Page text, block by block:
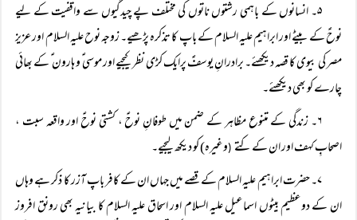
۵۔ انسانوں کے باہمی رشتوں ناتوں کی مختلف پے چیدگیوں سے واقفیت کے لیے
نوحؑ کے بیٹے اور ابراہیم علیہ السلام کے باپ کا تذکرہ پڑھیے۔ زوجہ نوح علیہ السلام اور عزیز
مصر کی بیوی کا قصہ دیکھئے۔ برادرانِ یوسفؑ پرایک کڑی نظر کیجیے اور موسی ؑ و ہارون ؑ کے بھائی
چارے کو بھی دیکھئے۔
۶۔ زندگی کے متنوع مظاہر کے ضمن میں طوفانِ نوحؑ ، کشتی نوحؑ اور واقعہ سبت ،
اصحابِ کہف اور ان کے کتے (وغیرہ) کو دیکھ لیجیے۔
۷۔ حضرت ابراہیم علیہ السلام کے قصے میں جہاں ان کے کافر باپ آزر کا ذکر ہے وہاں
ان کے دوعظیم بیٹوں اسماعیل علیہ السلام اور اسحاق علیہ السلام کا بیانیہ بھی رونق افروز